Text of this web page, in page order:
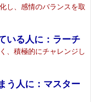
し、感情のバランスを取
いる人に：ラーチ
、積極的にチャレンジし
う人に：マスター